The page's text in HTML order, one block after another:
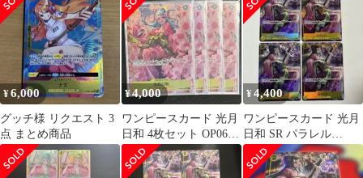
¥6,000
グッチ様 リクエスト 3
点 まとめ商品
¥4,000
ワンピースカード 光月
日和 4枚セット OP06-
106
¥4,400
ワンピースカード 光月
日和 SR パラレル
OP06-106 4枚セット